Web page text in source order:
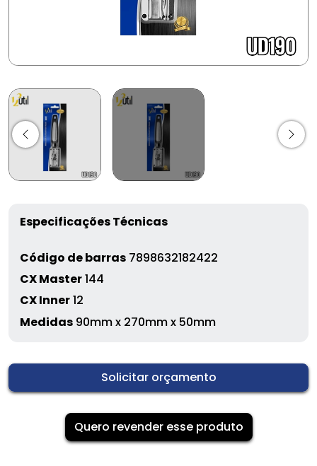
Especificações Técnicas
Código de barras 7898632182422
CX Master144
CX Inner12
Medidas 90mm x 270mm x 50mm
Solicitar orçamento
Quero revender esse produto